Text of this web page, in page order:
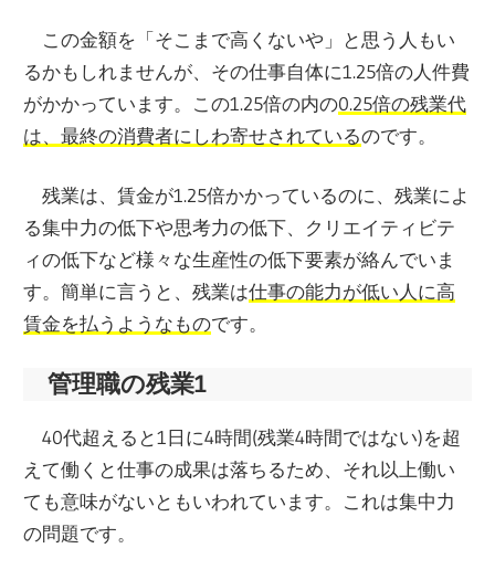
この金額を「そこまで高くないや」と思う人もい
るかもしれませんが、その仕事自体に1.25倍の人件費
がかかっています。この1.25倍の内の0.25倍の残業代
は、最終の消費者にしわ寄せされているのです。
残業は、賃金が1.25倍かかっているのに、残業によ
る集中力の低下や思考力の低下、クリエイティビテ
ィの低下など様々な生産性の低下要素が絡んでいま
す。簡単に言うと、残業は仕事の能力が低い人に高
賃金を払うようなものです。
管理職の残業1
40代超えると1日に4時間(残業4時間ではない)を超
えて働くと仕事の成果は落ちるため、それ以上働い
ても意味がないともいわれています。これは集中力
の問題です。